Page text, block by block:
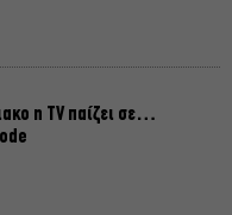
η TV παίζει σε…